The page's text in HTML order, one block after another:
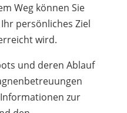
Weg können Sie
persönliches Ziel
wird.
und deren Ablauf
zur